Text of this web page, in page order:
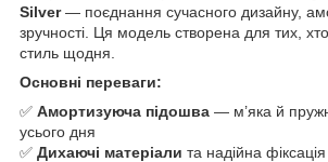
Silver— поєднання сучасного дизайну,
зручності. Ця модель створена для тих, хто
стиль щодня.
Основні переваги:
✅ Амортизуюча підошва — м’яка й
усього дня
✅ Дихаючі матеріали та надійна